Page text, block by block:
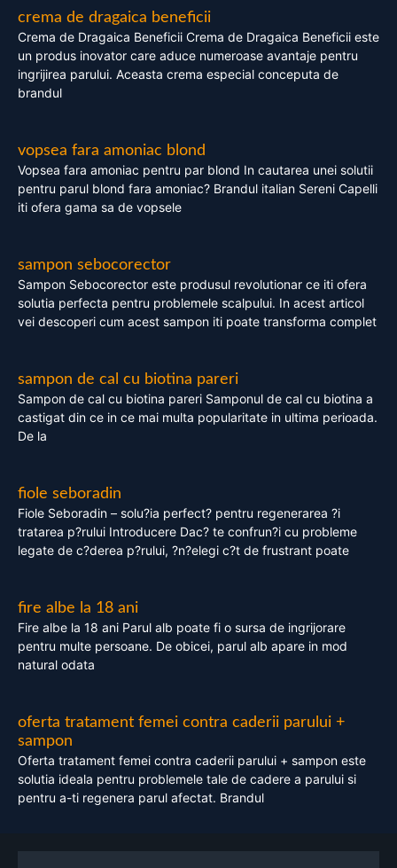
crema de dragaica beneficii
Crema de Dragaica Beneficii Crema de Dragaica Beneficii este
un produs inovator care aduce numeroase avantaje pentru
ingrijirea parului. Aceasta crema especial conceputa de
brandul
vopsea fara amoniac blond
Vopsea fara amoniac pentru par blond In cautarea unei solutii
pentru parul blond fara amoniac? Brandul italian Sereni Capelli
iti ofera gama sa de vopsele
sampon sebocorector
Sampon Sebocorector este produsul revolutionar ce iti ofera
solutia perfecta pentru problemele scalpului. In acest articol
vei descoperi cum acest sampon iti poate transforma complet
sampon de cal cu biotina pareri
Sampon de cal cu biotina pareri Samponul de cal cu biotina a
castigat din ce in ce mai multa popularitate in ultima perioada.
De la
fiole seboradin
Fiole Seboradin – solu?ia perfect? pentru regenerarea ?i
tratarea p?rului Introducere Dac? te confrun?i cu probleme
legate de c?derea p?rului, ?n?elegi c?t de frustrant poate
fire albe la 18 ani
Fire albe la 18 ani Parul alb poate fi o sursa de ingrijorare
pentru multe persoane. De obicei, parul alb apare in mod
natural odata
oferta tratament femei contra caderii parului +
sampon
Oferta tratament femei contra caderii parului + sampon este
solutia ideala pentru problemele tale de cadere a parului si
pentru a-ti regenera parul afectat. Brandul